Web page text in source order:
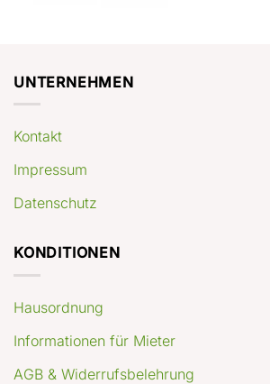
UNTERNEHMEN
Kontakt
Impressum
Datenschutz
KONDITIONEN
Hausordnung
Informationen für Mieter
AGB & Widerrufsbelehrung